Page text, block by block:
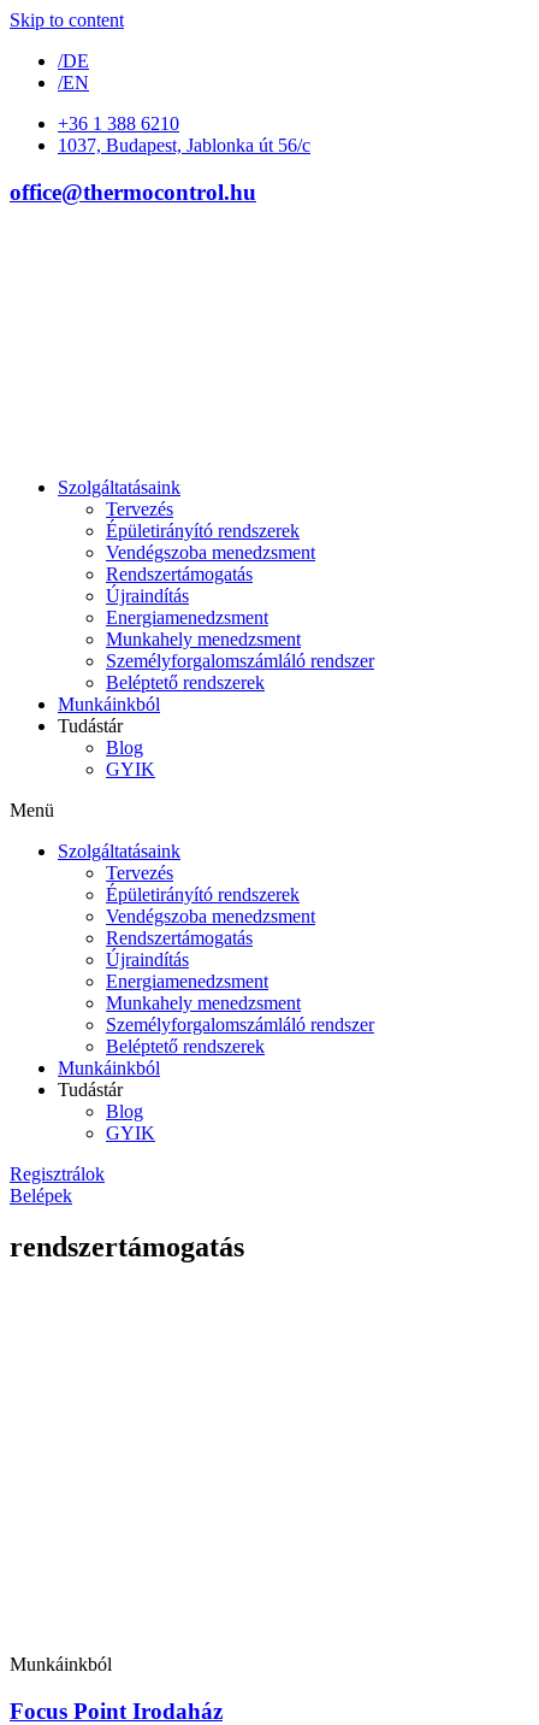
Skip to content
/DE
/EN
+36 1 388 6210
1037, Budapest, Jablonka út 56/c
office@thermocontrol.hu
Szolgáltatásaink
Tervezés
Épületirányító rendszerek
Vendégszoba menedzsment
Rendszertámogatás
Újraindítás
Energiamenedzsment
Munkahely menedzsment
Személyforgalomszámláló rendszer
Beléptető rendszerek
Munkáinkból
Tudástár
Blog
GYIK
Menü
Szolgáltatásaink
Tervezés
Épületirányító rendszerek
Vendégszoba menedzsment
Rendszertámogatás
Újraindítás
Energiamenedzsment
Munkahely menedzsment
Személyforgalomszámláló rendszer
Beléptető rendszerek
Munkáinkból
Tudástár
Blog
GYIK
Regisztrálok
Belépek
rendszertámogatás
Munkáinkból
Focus Point Irodaház